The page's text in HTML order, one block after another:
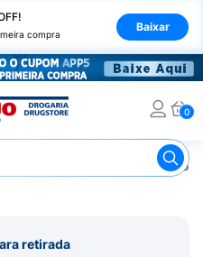
compra
Baixar
0
Remédio para Sistema Nervoso
retirada